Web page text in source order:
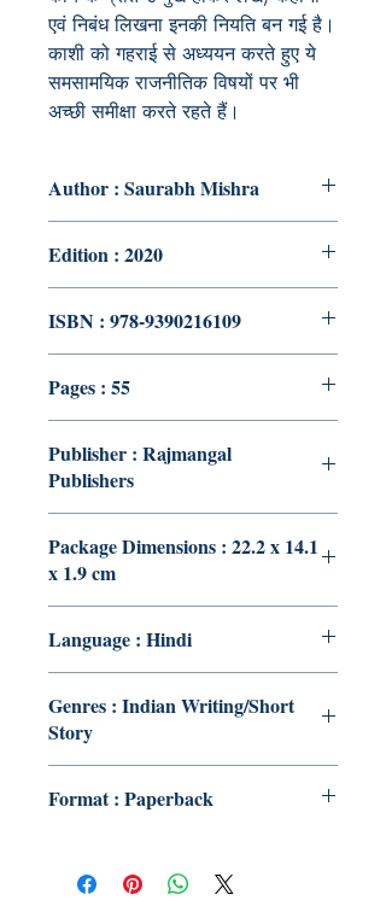
एवं निबंध लिखना इनकी नियति बन गई है।
काशी को गहराई से अध्ययन करते हुए ये
समसामयिक राजनीतिक विषयों पर भी
अच्छी समीक्षा करते रहते हैं।
Author : Saurabh Mishra
Edition : 2020
ISBN : 978-9390216109
Pages : 55
Publisher : Rajmangal
Publishers
Package Dimensions : 22.2 x 14.1
x 1.9 cm
Language : Hindi
Genres : Indian Writing/Short
Story
Format : Paperback